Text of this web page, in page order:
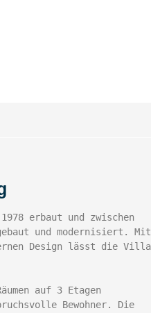
erbaut und zwischen
und modernisiert. Mit
Design lässt die Villa
auf 3 Etagen
Bewohner. Die